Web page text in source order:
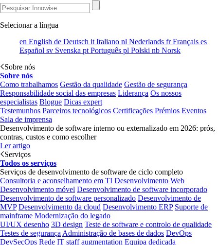
Selecionar a língua
en English de Deutsch it Italiano nl Nederlands frFrançais es
Español sv Svenska pt Português pl Polski nb Norsk
Sobre nós
Sobre nós
Como trabalhamos Gestão da qualidade Gestão de segurança
Responsabilidade social das empresas Liderança Os nossos
especialistas Blogue Dicas expert
Testemunhos Parceiros tecnológicos Certificações Prémios Eventos
Sala de imprensa
Desenvolvimento de software interno ou externalizado em 2026: prós,
contras, custos e como escolher
Ler artigo
Serviços
Todos os serviços
Serviços de desenvolvimento de software de ciclo completo
Consultoria e aconselhamento em TI Desenvolvimento Web
Desenvolvimento móvel Desenvolvimento de software incorporado
Desenvolvimento de software personalizado Desenvolvimento de
MVP Desenvolvimento da cloud Desenvolvimento ERP Suporte de
mainframe Modernização do legado
UI/UX desenho 3D design Teste de software e controlo de qualidade
Testes de segurança Administração de bases de dados DevOps
DevSecOps Rede IT staff augmentation Equipa dedicada